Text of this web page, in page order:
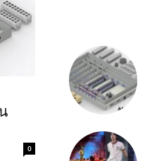
0